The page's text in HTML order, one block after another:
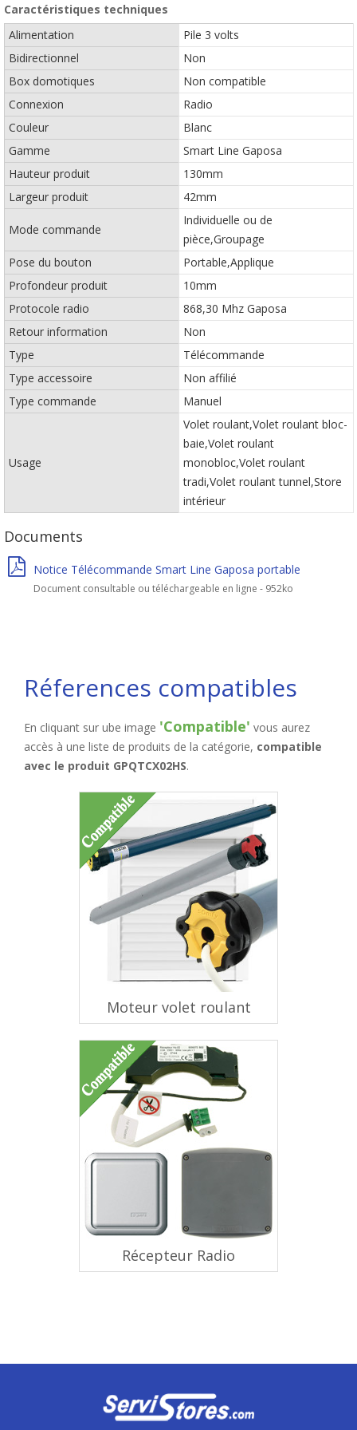
Caractéristiques techniques
Alimentation
Pile 3 volts
Bidirectionnel
Non
Box domotiques
Non compatible
Connexion
Radio
Couleur
Blanc
Gamme
Smart Line Gaposa
Hauteur produit
130mm
Largeur produit
42mm
Mode commande
Individuelle ou de
pièce,Groupage
Pose du bouton
Portable,Applique
Profondeur produit
10mm
Protocole radio
868,30 Mhz Gaposa
Retour information
Non
Type
Télécommande
Type accessoire
Non affilié
Type commande
Manuel
Usage
Volet roulant,Volet roulant bloc-
baie,Volet roulant
monobloc,Volet roulant
tradi,Volet roulant tunnel,Store
intérieur
Documents
Notice Télécommande Smart Line Gaposa portable
Document consultable ou téléchargeable en ligne - 952ko
Réferences compatibles
En cliquant sur ube image 'Compatible' vous aurez
accès à une liste de produits de la catégorie, compatible
avec le produit GPQTCX02HS.
Moteur volet roulant
Récepteur Radio